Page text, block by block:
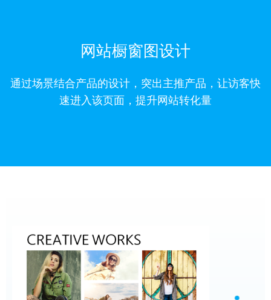
网站橱窗图设计
通过场景结合产品的设计，突出主推产品，让访客快
速进入该页面，提升网站转化量